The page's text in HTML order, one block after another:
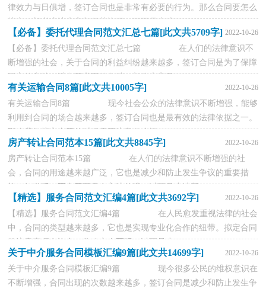
律效力与日俱增，签订合同也是非常有必要的行为。那么合同要怎么
拟定？想必这让大家都很苦恼吧，下面是小编...
【必备】委托代理合同范文汇总七篇[此文共5709字] 2022-10-26
【必备】委托代理合同范文汇总七篇 在人们的法律意识不
断增强的社会，关于合同的利益纠纷越来越多，签订合同是为了保障
双方的利益，避免不必要的争端。相信大家又...
有关运输合同8篇[此文共10005字] 2022-10-26
有关运输合同8篇 现今社会公众的法律意识不断增强，能够
利用到合同的场合越来越多，签订合同也是最有效的法律依据之一。
那么我们拟定合同的时候需要注意什么问...
房产转让合同范本15篇[此文共8845字] 2022-10-26
房产转让合同范本15篇 在人们的法律意识不断增强的社
会，合同的用途越来越广泛，它也是减少和防止发生争议的重要措
施。知道吗，写合同可是有方法的哦，以下是小编帮...
【精选】服务合同范文汇编4篇[此文共3692字] 2022-10-26
【精选】服务合同范文汇编4篇 在人民愈发重视法律的社会
中，合同的类型越来越多，它也是实现专业化合作的纽带。拟定合同
的注意事项有许多，你确定会写吗？以下是小...
关于中介服务合同模板汇编9篇[此文共14699字] 2022-10-26
关于中介服务合同模板汇编9篇 现今很多公民的维权意识在
不断增强，合同出现的次数越来越多，签订合同是减少和防止发生争